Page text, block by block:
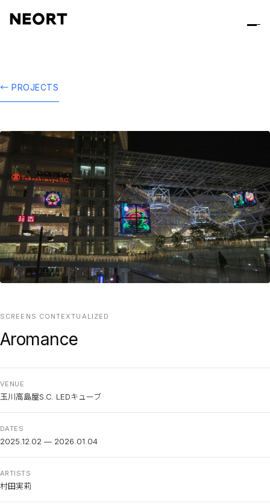
← PROJECTS
SCREENS CONTEXTUALIZED
Aromance
VENUE
玉川高島屋S.C. LEDキューブ
DATES
2025.12.02 — 2026.01.04
ARTISTS
村田実莉